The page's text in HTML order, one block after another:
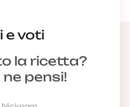
e voti
la ricetta?
pensi!